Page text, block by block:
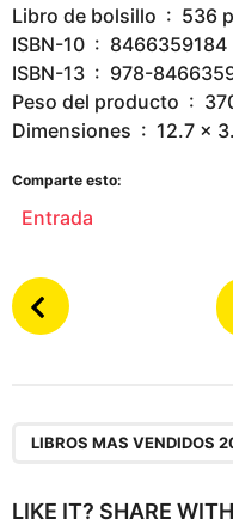
Libro de
ISBN-10 ‏ : ‎ 8466359184
ISBN-13 ‏ : ‎ 978-
Peso del
Dimensiones ‏ :
Comparte esto:
Entrada
P
o
i
LIBROS MAS VENDIDOS
LIKE IT? SHARE